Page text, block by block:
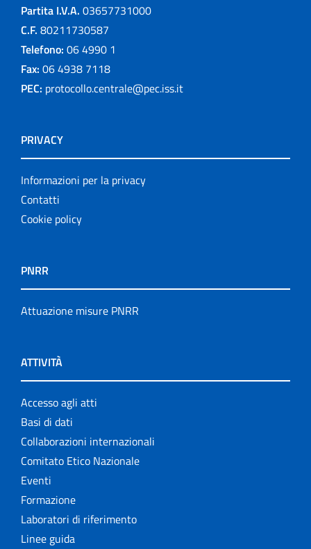
Partita I.V.A. 03657731000
C.F. 80211730587
Telefono: 06 4990 1
Fax: 06 4938 7118
PEC: protocollo.centrale@pec.iss.it
PRIVACY
Informazioni per la privacy
Contatti
Cookie policy
PNRR
Attuazione misure PNRR
ATTIVITÀ
Accesso agli atti
Basi di dati
Collaborazioni internazionali
Comitato Etico Nazionale
Eventi
Formazione
Laboratori di riferimento
Linee guida